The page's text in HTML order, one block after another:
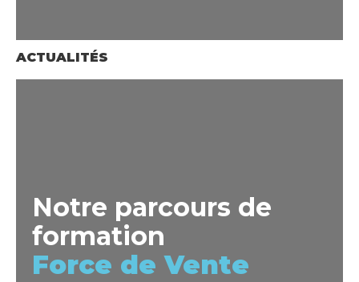
ACTUALITÉS
Notre parcours de
formation
Force de Vente